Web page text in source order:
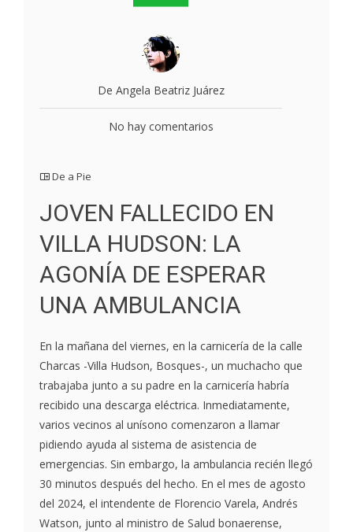
De Angela Beatriz Juárez
No hay comentarios
De a Pie
JOVEN FALLECIDO EN
VILLA HUDSON: LA
AGONÍA DE ESPERAR
UNA AMBULANCIA
En la mañana del viernes, en la carnicería de la calle
Charcas -Villa Hudson, Bosques-, un muchacho que
trabajaba junto a su padre en la carnicería habría
recibido una descarga eléctrica. Inmediatamente,
varios vecinos al unísono comenzaron a llamar
pidiendo ayuda al sistema de asistencia de
emergencias. Sin embargo, la ambulancia recién llegó
30 minutos después del hecho. En el mes de agosto
del 2024, el intendente de Florencio Varela, Andrés
Watson, junto al ministro de Salud bonaerense,